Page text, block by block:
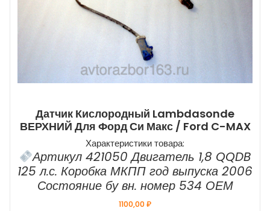
Датчик Кислородный Lambdasonde
ВЕРХНИЙ Для Форд Си Макс / Ford C-MAX
Характеристики товара:
Артикул 421050 Двигатель 1,8 QQDB
125 л.с. Коробка МКПП год выпуска 2006
Состояние бу вн. номер 534 ОЕМ
1100,00₽